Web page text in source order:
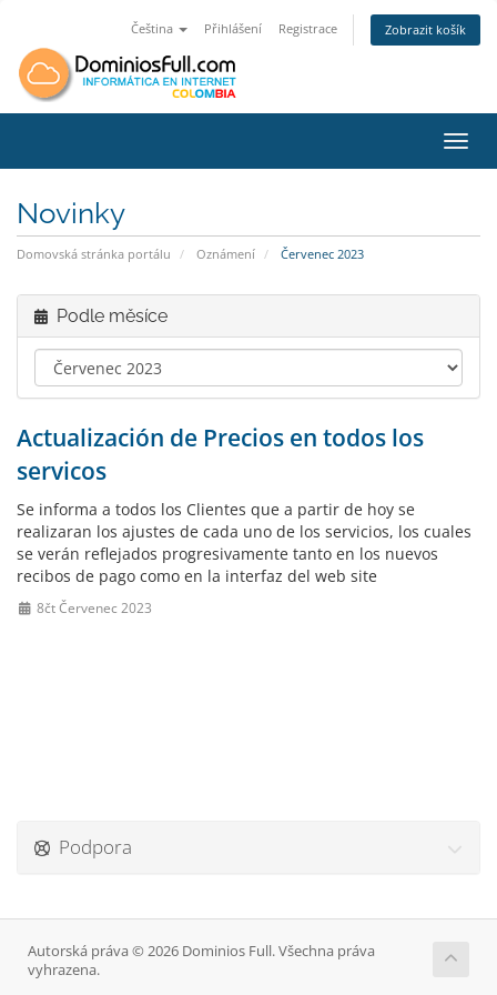
Čeština Přihlášení Registrace Zobrazit košík
Novinky
Domovská stránka portálu Oznámení Červenec 2023
Podle měsíce
Actualización de Precios en todos los
servicos
Se informa a todos los Clientes que a partir de hoy se
realizaran los ajustes de cada uno de los servicios, los cuales
se verán reflejados progresivamente tanto en los nuevos
recibos de pago como en la interfaz del web site
8čt Červenec 2023
Podpora
Autorská práva © 2026 Dominios Full. Všechna práva
vyhrazena.